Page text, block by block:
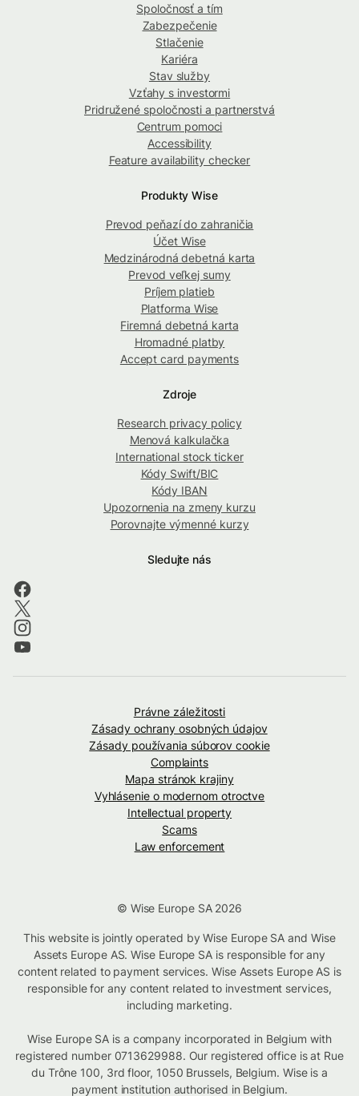
Spoločnosť a tím
Zabezpečenie
Stlačenie
Kariéra
Stav služby
Vzťahy s investormi
Pridružené spoločnosti a partnerstvá
Centrum pomoci
Accessibility
Feature availability checker
Produkty Wise
Prevod peňazí do zahraničia
Účet Wise
Medzinárodná debetná karta
Prevod veľkej sumy
Príjem platieb
Platforma Wise
Firemná debetná karta
Hromadné platby
Accept card payments
Zdroje
Research privacy policy
Menová kalkulačka
International stock ticker
Kódy Swift/BIC
Kódy IBAN
Upozornenia na zmeny kurzu
Porovnajte výmenné kurzy
Sledujte nás
Právne záležitosti
Zásady ochrany osobných údajov
Zásady používania súborov cookie
Complaints
Mapa stránok krajiny
Vyhlásenie o modernom otroctve
Intellectual property
Scams
Law enforcement
© Wise Europe SA 2026
This website is jointly operated by Wise Europe SA and Wise
Assets Europe AS. Wise Europe SA is responsible for any
content related to payment services. Wise Assets Europe AS is
responsible for any content related to investment services,
including marketing.
Wise Europe SA is a company incorporated in Belgium with
registered number 0713629988. Our registered office is at Rue
du Trône 100, 3rd floor, 1050 Brussels, Belgium. Wise is a
payment institution authorised in Belgium.